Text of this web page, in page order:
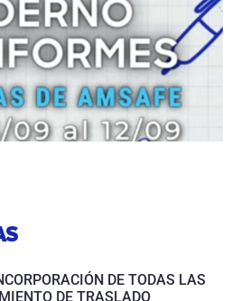
DE TODAS LAS
DE TRASLADO